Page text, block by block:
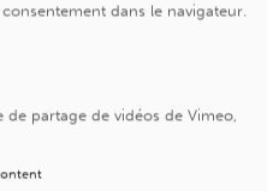
et des membres
notamment les tumeurs
de la paroi thoracique,
abdominale et du périnée,
dans le navigateur.
partage de vidéos de Vimeo,